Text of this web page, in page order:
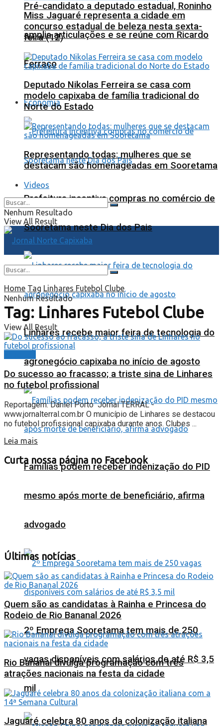
Pré-candidato a deputado estadual, Roninho
amplia articulações e se reúne com Ricardo
Ferraço
Economia
Prefeitura incentiva compras no comércio de
Sooretama neste Dia dos Pais
Linhares recebe maior feira de tecnologia do
agronegócio capixaba no início de agosto
Famílias podem receber indenização do PID
mesmo após morte de beneficiário, afirma
advogado
2º Emprega Sooretama tem mais de 250
vagas disponíveis com salários de até R$ 3,5
mil
Miss Jaguaré representa a cidade em
concurso estadual de beleza nesta sexta-
feira (12)
Deputado Nikolas Ferreira se casa com
modelo capixaba de família tradicional do
Norte do Estado
Representando todas: mulheres que se
destacam são homenageadas em Sooretama
Videos
Nenhum Resultado
View All Result
Nenhum Resultado
View All Result
Home Tag Linhares Futebol Clube
Tag: Linhares Futebol Clube
Do sucesso ao fracasso; a triste sina de Linhares
no futebol profissional
Reportagem: Daniel Porto Jornal TERRAL -
www.jornalterral.com.br O município de Linhares se destacou
no futebol profissional capixaba durante anos. Clubes ...
Leia mais
Curta nossa página no Facebook
Últimas notícias
Quem são as candidatas à Rainha e Princesa do
Rodeio de Rio Bananal 2026
Rio Bananal divulga programação com três
atrações nacionais na festa da cidade
Jaguaré celebra 80 anos da colonização italiana